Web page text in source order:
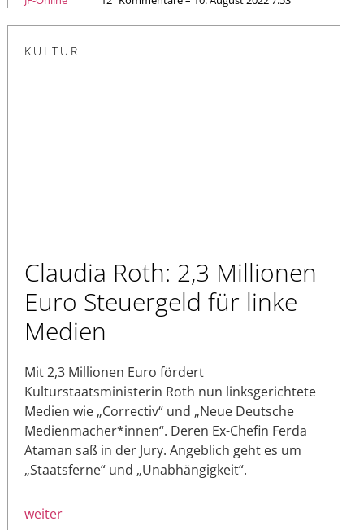
KULTUR
Claudia Roth: 2,3 Millionen
Euro Steuergeld für linke
Medien
Mit 2,3 Millionen Euro fördert
Kulturstaatsministerin Roth nun linksgerichtete
Medien wie „Correctiv“ und „Neue Deutsche
Medienmacher*innen“. Deren Ex-Chefin Ferda
Ataman saß in der Jury. Angeblich geht es um
„Staatsferne“ und „Unabhängigkeit“.
weiter